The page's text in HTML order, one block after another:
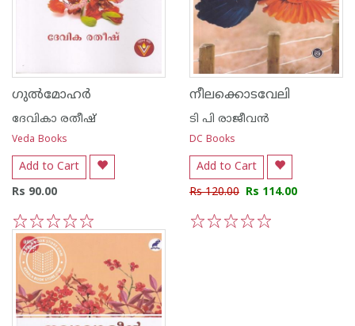
ഗുൽമോഹർ
ദേവികാ രതീഷ്
Veda Books
Add to Cart
Rs 90.00
5
4
3
2
1
നീലക്കൊടവേലി
ടി പി രാജീവന്‍
DC Books
Add to Cart
Rs 120.00 Rs 114.00